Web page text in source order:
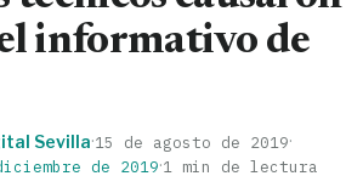
el informativo de
Sevilla·15 de agosto de 2019·
de 2019·1 min de lectura